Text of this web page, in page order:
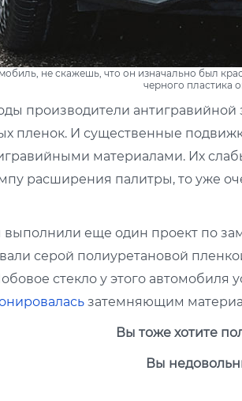
не скажешь, что он изначально был
черного пластика
производители
пленок. И существенные
материалами. Их
расширения палитры, то уже
еще один проект по
серой полиуретановой
стекло у этого
затемняющим
Вы тоже хотите
Вы